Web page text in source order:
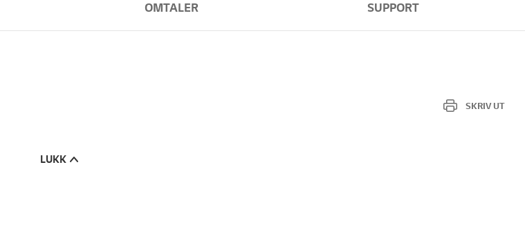
OMTALER SUPPORT
SKRIV UT
LUKK